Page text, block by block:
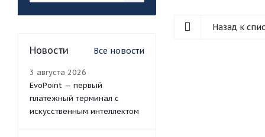
Назад к
Новости Все новости
3 августа 2026
EvoPoint — первый
платежный терминал с
искусственным интеллектом